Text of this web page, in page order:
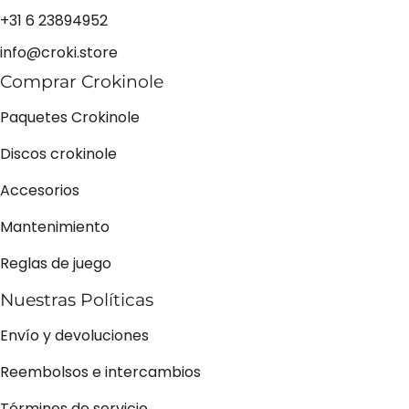
+31 6 23894952
info@croki.store
Comprar Crokinole
Paquetes Crokinole
Discos crokinole
Accesorios
Mantenimiento
Reglas de juego
Nuestras Políticas
Envío y devoluciones
Reembolsos e intercambios